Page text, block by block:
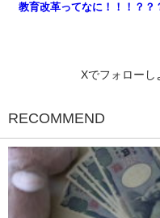
教育改革ってなに！！！？？
Xでフォローし
RECOMMEND